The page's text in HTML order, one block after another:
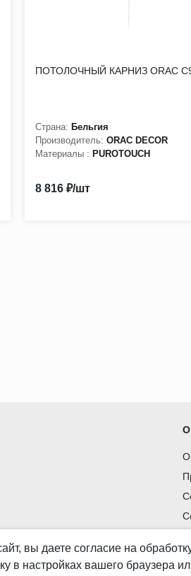
ПОТОЛОЧНЫЙ КАРНИЗ ORAC
Страна: Бельгия
Производитель: ORAC DECOR
Материалы : PUROTOUCH
8 816 ₽/шт
О
вы даете согласие на
в настройках вашего браузера